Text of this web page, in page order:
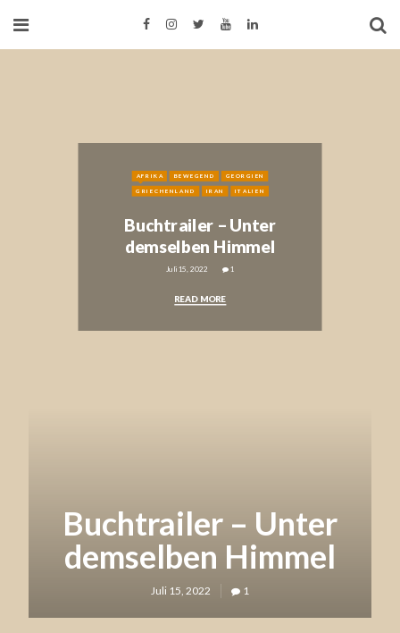
AFRIKA BEWEGEND GEORGIEN
GRIECHENLAND IRAN ITALIEN
Buchtrailer – Unter
demselben Himmel
Juli 15, 2022 1
READ MORE
April 6, 2020 3
Buchtrailer – Unter
demselben Himmel
Juli 15, 2022 1